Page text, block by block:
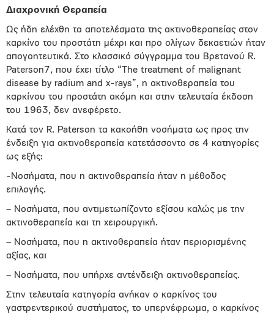
Διαχρονική Θεραπεία
Ως ήδη ελέχθη τα αποτελέσματα της ακτινοθεραπείας στον
καρκίνο του προστάτη μέχρι και προ ολίγων δεκαετιών ήταν
απογοητευτικά. Στο κλασσικό σύγγραμμα του Βρετανού R.
Paterson7, που έχει τίτλο “The treatment of malignant
disease by radium and x-rays”, η ακτινοθεραπεία του
καρκίνου του προστάτη ακόμη και στην τελευταία έκδοση
του 1963, δεν ανεφέρετο.
Κατά τον R. Paterson τα κακοήθη νοσήματα ως προς την
ένδειξη για ακτινοθεραπεία κατετάσσοντο σε 4 κατηγορίες
ως εξής:
-Νοσήματα, που η ακτινοθεραπεία ήταν η μέθοδος
επιλογής.
– Νοσήματα, που αντιμετωπίζοντο εξίσου καλώς με την
ακτινοθεραπεία και τη χειρουργική.
– Νοσήματα, που η ακτινοθεραπεία ήταν περιορισμένης
αξίας, και
– Νοσήματα, που υπήρχε αντένδειξη ακτινοθεραπείας.
Στην τελευταία κατηγορία ανήκαν ο καρκίνος του
γαστρεντερικού συστήματος, το υπερνέφρωμα, ο καρκίνος